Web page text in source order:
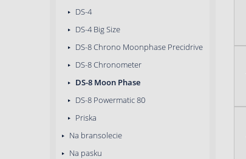
DS-4
DS-4 Big Size
DS-8 Chrono Moonphase Precidrive
DS-8 Chronometer
DS-8 Moon Phase
DS-8 Powermatic 80
Priska
Na bransolecie
Na pasku